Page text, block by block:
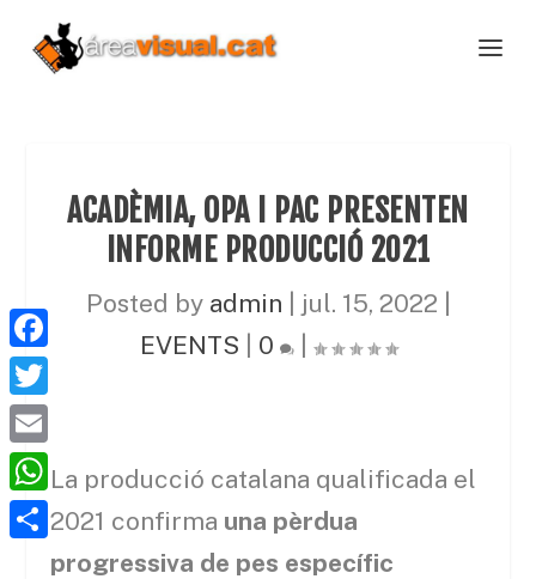
ACADÈMIA, OPA I PAC PRESENTEN
INFORME PRODUCCIÓ 2021
Posted by admin jul. 15, 2022
EVENTS
0 |
La producció catalana qualificada el
2021 confirma una pèrdua
progressiva de pes específic
F
a
c
e
b
T
w
i
t
E
m
a
W
h